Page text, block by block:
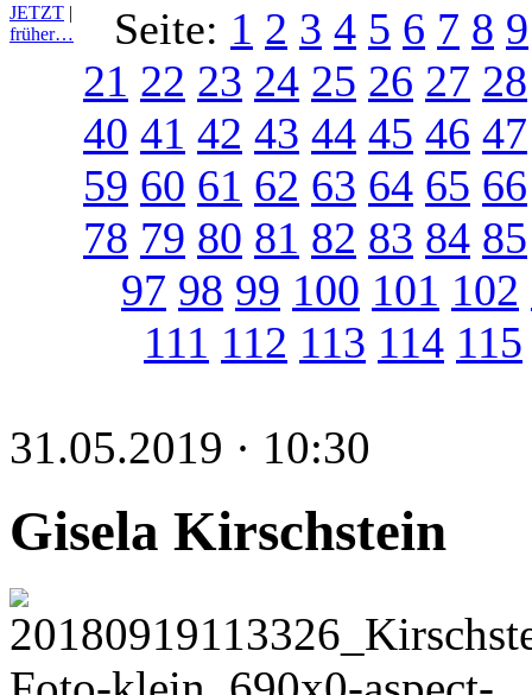
JETZT |
früher…
Seite: 1 2 3 4 5 6 7 8 9
21 22 23 24 25 26 27 28
40 41 42 43 44 45 46 47
59 60 61 62 63 64 65 66
78 79 80 81 82 83 84 85
97 98 99 100 101 102
111 112 113 114 115
31.05.2019 · 10:30
Gisela Kirschstein